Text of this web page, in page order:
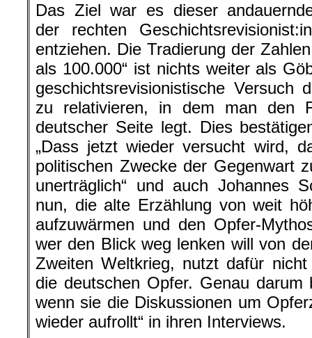
Das Ziel war es dieser
der rechten
entziehen. Die Tradierung der
als 100.000“ ist nichts weiter als
geschichtsrevisionistische Versuch
zu relativieren, in dem man den
deutscher Seite legt. Dies
„Dass jetzt wieder versucht wird,
politischen Zwecke der Gegenwart
unerträglich“ und auch Johannes
nun, die alte Erzählung von weit
aufzuwärmen und den Opfer-
wer den Blick weg lenken will von
Zweiten Weltkrieg, nutzt dafür
die deutschen Opfer. Genau
wenn sie die Diskussionen um
wieder aufrollt“ in ihren Interviews.